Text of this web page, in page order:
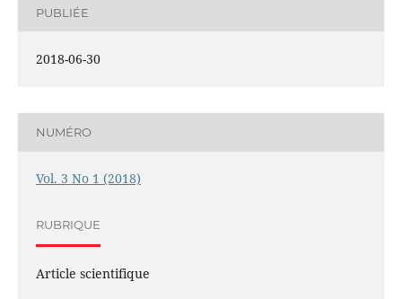
PUBLIÉE
2018-06-30
NUMÉRO
Vol. 3 No 1 (2018)
RUBRIQUE
Article scientifique